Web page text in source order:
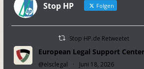
Stop HP Folgen
Stop HP.de Retweetet
European Legal Support Center
@elsclegal · Juni 18, 2026